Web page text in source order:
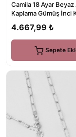
Camila 18 Ayar Beyaz
Kaplama Gümüş İnci
4.667,99 ₺
Sepete